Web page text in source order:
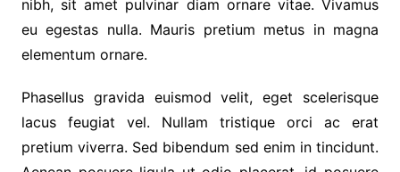
nibh, sit amet pulvinar diam ornare vitae. Vivamus
eu egestas nulla. Mauris pretium metus in magna
elementum ornare.
Phasellus gravida euismod velit, eget scelerisque
lacus feugiat vel. Nullam tristique orci ac erat
pretium viverra. Sed bibendum sed enim in tincidunt.